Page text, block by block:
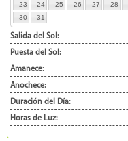
23
24 25 26 27 28
30
31
Salida del Sol:
Puesta del Sol:
Amanece:
Anochece:
Duración del Día:
Horas de Luz: